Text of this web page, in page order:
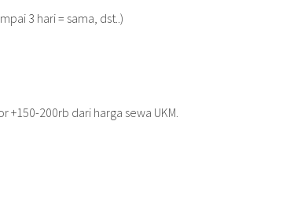
3 hari = sama, dst..)
+150-200rb dari harga sewa UKM.